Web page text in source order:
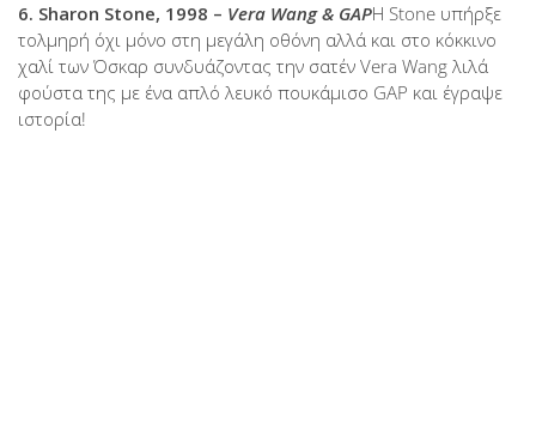
6. Sharon Stone, 1998 – Vera Wang & GAPΗ Stone υπήρξε
τολμηρή όχι μόνο στη μεγάλη οθόνη αλλά και στο κόκκινο
χαλί των Όσκαρ συνδυάζοντας την σατέν Vera Wang λιλά
φούστα της με ένα απλό λευκό πουκάμισο GAP και έγραψε
ιστορία!